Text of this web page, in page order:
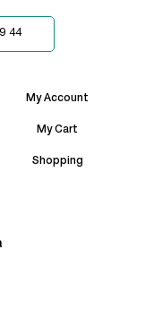
44
My Account
My Cart
Shopping